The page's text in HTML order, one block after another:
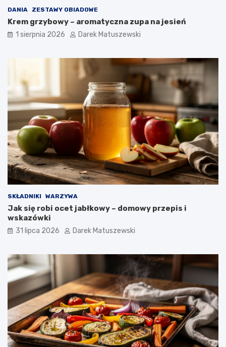
DANIA ZESTAWY OBIADOWE
Krem grzybowy – aromatyczna zupa na jesień
1 sierpnia 2026 Darek Matuszewski
SKŁADNIKI WARZYWA
Jak się robi ocet jabłkowy – domowy przepis i
wskazówki
31 lipca 2026 Darek Matuszewski